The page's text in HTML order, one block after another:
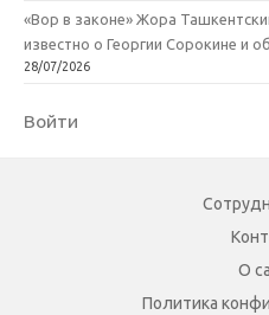
«Вор в законе» Жора
известно о Георгии Сорокине и
28/07/2026
Войти
О
Политика